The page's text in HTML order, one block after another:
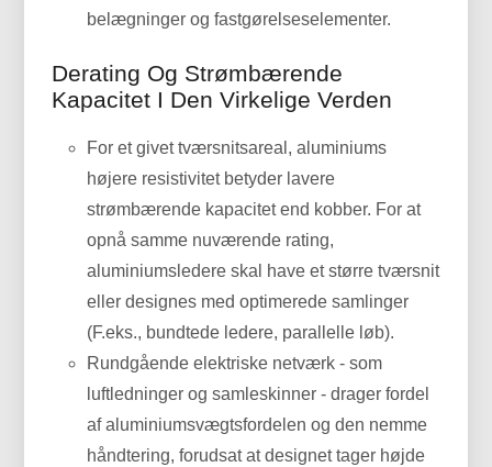
belægninger og fastgørelseselementer.
Derating Og Strømbærende
Kapacitet I Den Virkelige Verden
For et givet tværsnitsareal, aluminiums
højere resistivitet betyder lavere
strømbærende kapacitet end kobber. For at
opnå samme nuværende rating,
aluminiumsledere skal have et større tværsnit
eller designes med optimerede samlinger
(F.eks., bundtede ledere, parallelle løb).
Rundgående elektriske netværk - som
luftledninger og samleskinner - drager fordel
af aluminiumsvægtsfordelen og den nemme
håndtering, forudsat at designet tager højde